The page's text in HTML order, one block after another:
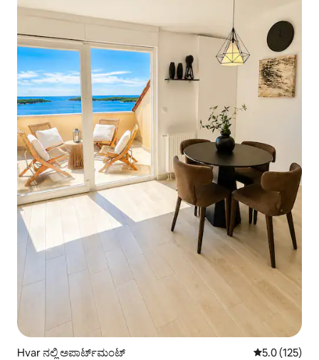
Hvar ನಲ್ಲಿ ಅಪಾರ್ಟ್‌ಮಂಟ್ 5 ರಲ್ಲಿ 5.0
5.0 (125)